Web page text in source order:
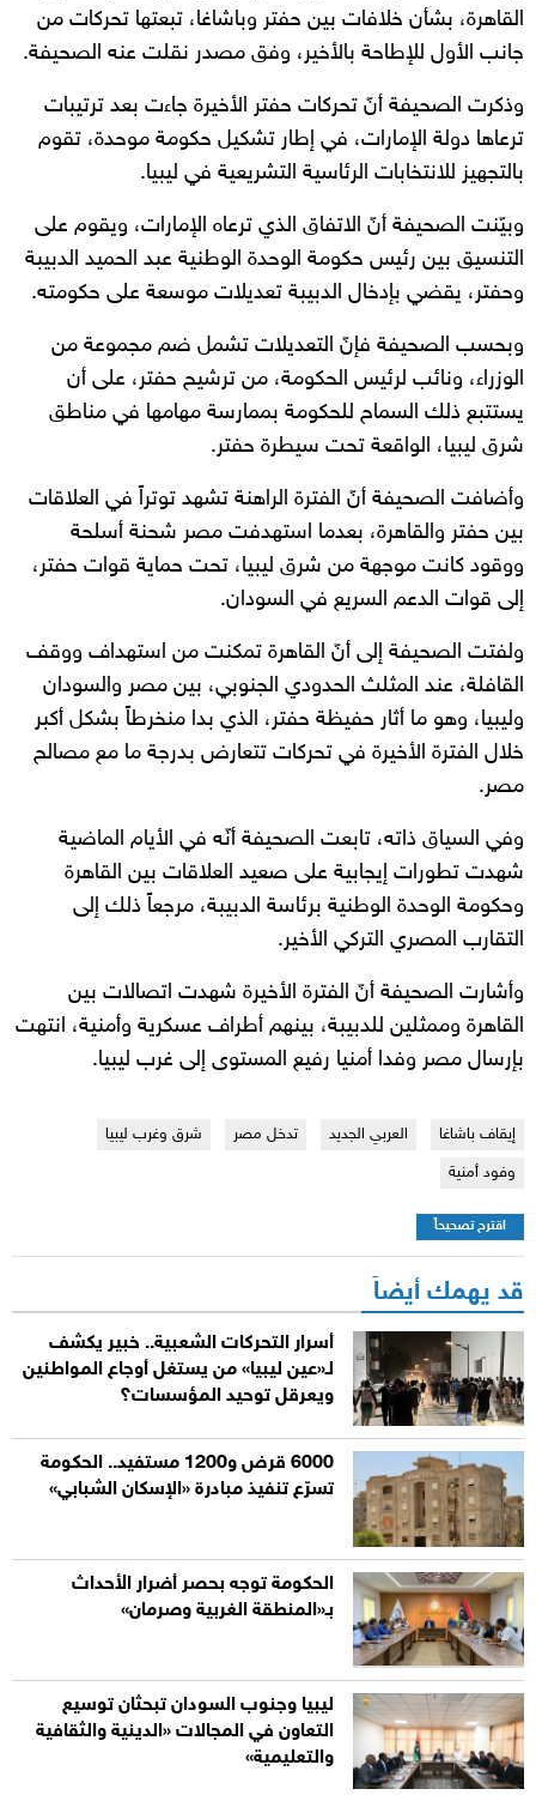
القاهرة، بشأن خلافات بين حفتر وباشاغا، تبعتها تحركات من
جانب الأول للإطاحة بالأخير، وفق مصدر نقلت عنه الصحيفة.
وذكرت الصحيفة أنّ تحركات حفتر الأخيرة جاءت بعد ترتيبات
ترعاها دولة الإمارات، في إطار تشكيل حكومة موحدة، تقوم
بالتجهيز للانتخابات الرئاسية التشريعية في ليبيا.
وبيّنت الصحيفة أنّ الاتفاق الذي ترعاه الإمارات، ويقوم على
التنسيق بين رئيس حكومة الوحدة الوطنية عبد الحميد الدبيبة
وحفتر، يقضي بإدخال الدبيبة تعديلات موسعة على حكومته.
وبحسب الصحيفة فإنّ التعديلات تشمل ضم مجموعة من
الوزراء، ونائب لرئيس الحكومة، من ترشيح حفتر، على أن
يستتبع ذلك السماح للحكومة بممارسة مهامها في مناطق
شرق ليبيا، الواقعة تحت سيطرة حفتر.
وأضافت الصحيفة أنّ الفترة الراهنة تشهد توتراً في العلاقات
بين حفتر والقاهرة، بعدما استهدفت مصر شحنة أسلحة
ووقود كانت موجهة من شرق ليبيا، تحت حماية قوات حفتر،
إلى قوات الدعم السريع في السودان.
ولفتت الصحيفة إلى أنّ القاهرة تمكنت من استهداف ووقف
القافلة، عند المثلث الحدودي الجنوبي، بين مصر والسودان
وليبيا، وهو ما أثار حفيظة حفتر، الذي بدا منخرطاً بشكل أكبر
خلال الفترة الأخيرة في تحركات تتعارض بدرجة ما مع مصالح
مصر.
وفي السياق ذاته، تابعت الصحيفة أنّه في الأيام الماضية
شهدت تطورات إيجابية على صعيد العلاقات بين القاهرة
وحكومة الوحدة الوطنية برئاسة الدبيبة، مرجعاً ذلك إلى
التقارب المصري التركي الأخير.
وأشارت الصحيفة أنّ الفترة الأخيرة شهدت اتصالات بين
القاهرة وممثلين للدبيبة، بينهم أطراف عسكرية وأمنية، انتهت
بإرسال مصر وفدا أمنيا رفيع المستوى إلى غرب ليبيا.
إيقاف باشاغا العربي الجديد تدخل مصر
شرق وغرب ليبيا
وفود أمنية
اقترح تصحيحاً
قد يهمك أيضاً
أسرار التحركات الشعبية.. خبير يكشف
لـ«عين ليبيا» من يستغل أوجاع المواطنين
ويعرقل توحيد المؤسسات؟
6000 قرض و1200 مستفيد.. الحكومة
تسرّع تنفيذ مبادرة «الإسكان الشبابي»
الحكومة توجه بحصر أضرار الأحداث
بـ«المنطقة الغربية وصرمان»
ليبيا وجنوب السودان تبحثان توسيع
التعاون في المجالات «الدينية والثقافية
والتعليمية»